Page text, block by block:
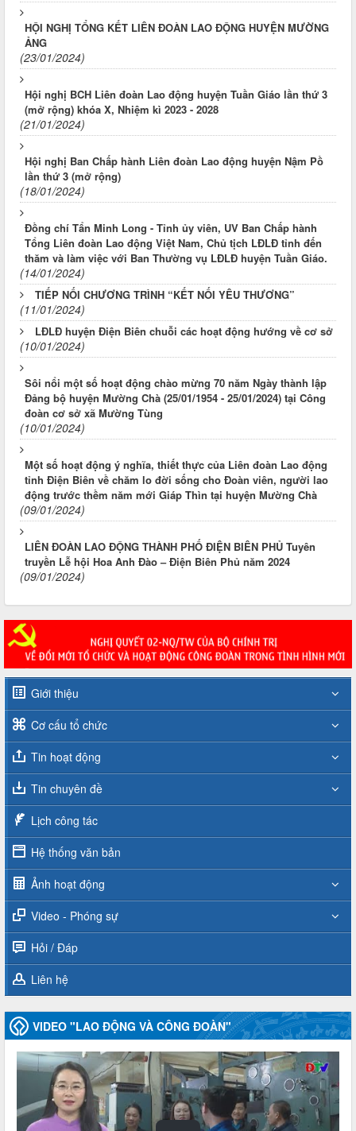
HỘI NGHỊ TỔNG KẾT LIÊN ĐOÀN LAO ĐỘNG HUYỆN MƯỜNG
ẢNG
(23/01/2024)
Hội nghị BCH Liên đoàn Lao động huyện Tuần Giáo lần thứ 3
(mở rộng) khóa X, Nhiệm kì 2023 - 2028
(21/01/2024)
Hội nghị Ban Chấp hành Liên đoàn Lao động huyện Nậm Pồ
lần thứ 3 (mở rộng)
(18/01/2024)
Đồng chí Tẩn Minh Long - Tỉnh ủy viên, UV Ban Chấp hành
Tổng Liên đoàn Lao động Việt Nam, Chủ tịch LĐLĐ tỉnh đến
thăm và làm việc với Ban Thường vụ LĐLĐ huyện Tuần Giáo.
(14/01/2024)
TIẾP NỐI CHƯƠNG TRÌNH “KẾT NỐI YÊU THƯƠNG”
(11/01/2024)
LĐLĐ huyện Điện Biên chuỗi các hoạt động hướng về cơ sở
(10/01/2024)
Sôi nổi một số hoạt động chào mừng 70 năm Ngày thành lập
Đảng bộ huyện Mường Chà (25/01/1954 - 25/01/2024) tại Công
đoàn cơ sở xã Mường Tùng
(10/01/2024)
Một số hoạt động ý nghĩa, thiết thực của Liên đoàn Lao động
tỉnh Điện Biên về chăm lo đời sống cho Đoàn viên, người lao
động trước thềm năm mới Giáp Thìn tại huyện Mường Chà
(09/01/2024)
LIÊN ĐOÀN LAO ĐỘNG THÀNH PHỐ ĐIỆN BIÊN PHỦ Tuyên
truyền Lễ hội Hoa Anh Đào – Điện Biên Phủ năm 2024
(09/01/2024)
Giới thiệu
Cơ cấu tổ chức
Tin hoạt động
Tin chuyên đề
Lịch công tác
Hệ thống văn bản
Ảnh hoạt động
Video - Phóng sự
Hỏi / Đáp
Liên hệ
VIDEO "LAO ĐỘNG VÀ CÔNG ĐOÀN"